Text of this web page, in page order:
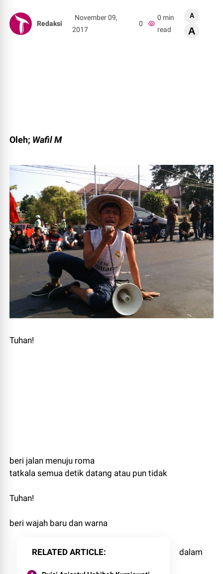
Redaksi
November 09,
2017
0
0 min
read
A
A
Oleh; Wafil M
Tuhan!
beri jalan menuju roma
tatkala semua detik datang atau pun tidak
Tuhan!
beri wajah baru dan warna
RELATED ARTICLE dalam